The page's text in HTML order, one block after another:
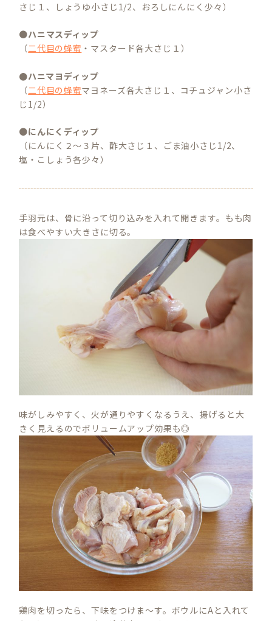
さじ１、しょうゆ小さじ1/2、おろしにんにく少々）
●ハニマスディップ
（二代目の蜂蜜 ・マスタード各大さじ１）
●ハニマヨディップ
（二代目の蜂蜜マヨネーズ各大さじ１、コチュジャン小さ
じ1/2）
●にんにくディップ
（にんにく２～３片、酢大さじ１、ごま油小さじ1/2、
塩・こしょう各少々）
手羽元は、骨に沿って切り込みを入れて開きます。もも肉
は食べやすい大きさに切る。
味がしみやすく、火が通りやすくなるうえ、揚げると大
きく見えるのでボリュームアップ効果も◎
鶏肉を切ったら、下味をつけま～す。ボウルにAと入れて